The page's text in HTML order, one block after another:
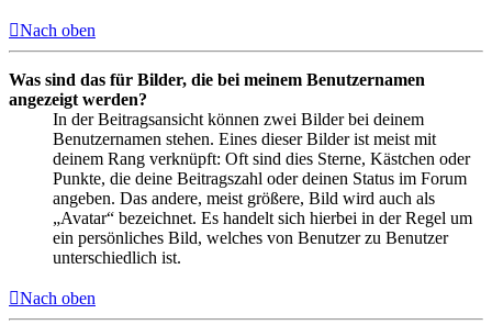
Nach oben
Was sind das für Bilder, die bei meinem Benutzernamen
angezeigt werden?
In der Beitragsansicht können zwei Bilder bei deinem
Benutzernamen stehen. Eines dieser Bilder ist meist mit
deinem Rang verknüpft: Oft sind dies Sterne, Kästchen oder
Punkte, die deine Beitragszahl oder deinen Status im Forum
angeben. Das andere, meist größere, Bild wird auch als
„Avatar“ bezeichnet. Es handelt sich hierbei in der Regel um
ein persönliches Bild, welches von Benutzer zu Benutzer
unterschiedlich ist.
Nach oben